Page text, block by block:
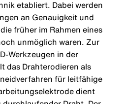
etabliert. Dabei werden
an Genauigkeit und
früher im Rahmen eines
unmöglich waren. Zur
Werkzeugen in der
das Drahterodieren als
für leitfähige
dient